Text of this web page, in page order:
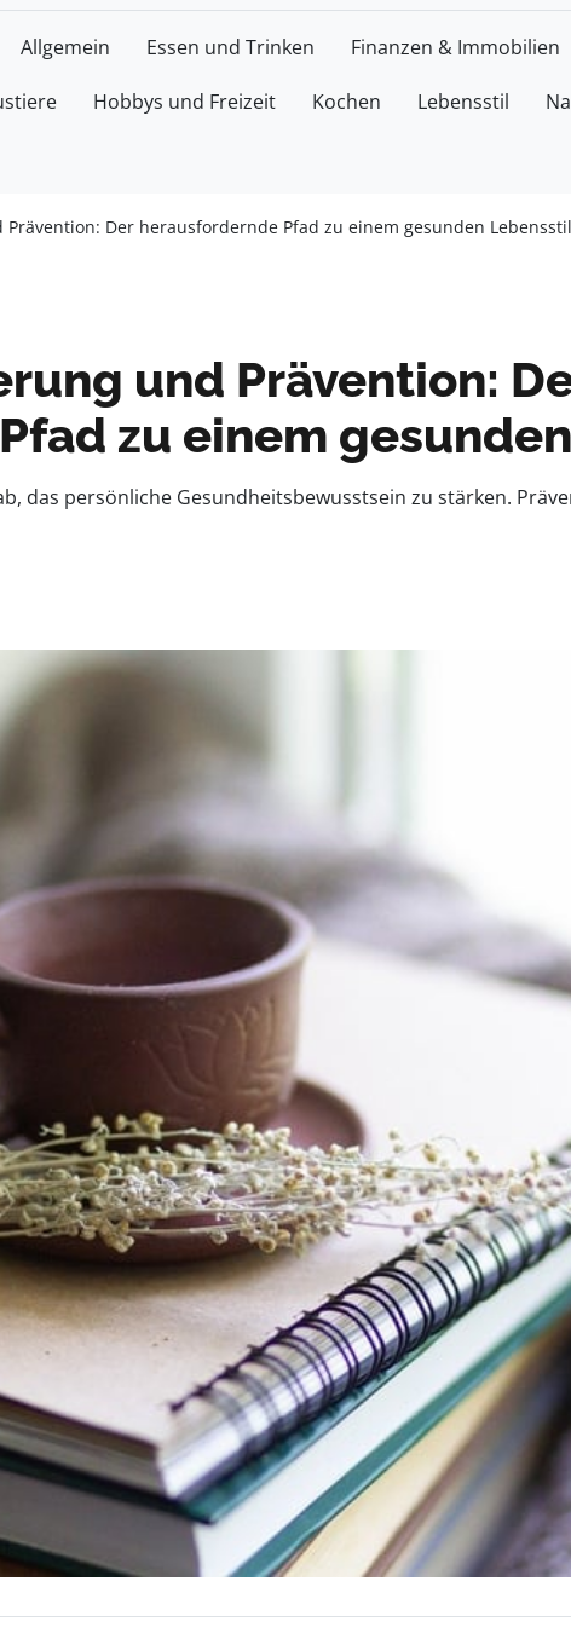
Allgemein Essen und Trinken Finanzen & Immobilien
Hobbys und Freizeit Kochen Lebensstil
Der herausfordernde Pfad zu einem gesunden Lebensstil
und Prävention:
zu einem
das persönliche Gesundheitsbewusstsein zu stärken.